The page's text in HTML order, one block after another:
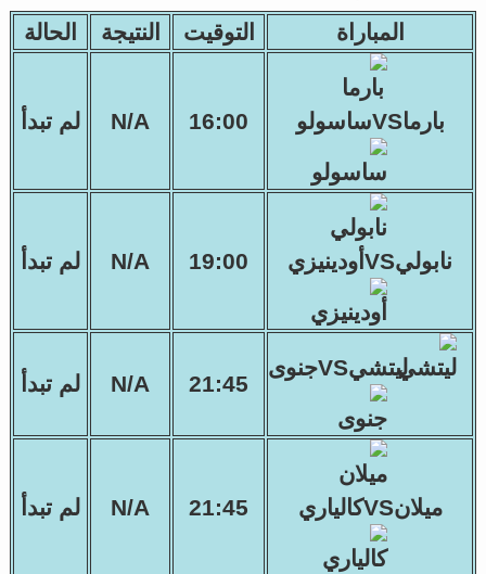
المباراة التوقيت النتيجة الحالة
بارماVSساسولو 16:00
N/A لم تبدأ
نابوليVSأودينيزي 19:00
N/A لم تبدأ
ليتشيVSجنوى
21:45
N/A لم تبدأ
ميلانVSكالياري 21:45
N/A لم تبدأ